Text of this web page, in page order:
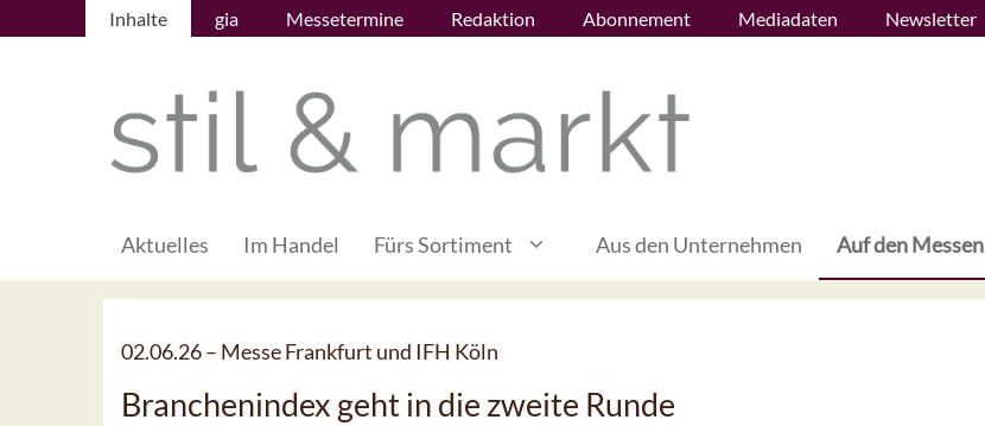
Inhalte gia Messetermine Redaktion Abonnement Mediadaten Newsletter
Aktuelles Im Handel Fürs Sortiment Aus den Unternehmen Auf den Messen
02.06.26 – Messe Frankfurt und IFH Köln
Branchenindex geht in die zweite Runde